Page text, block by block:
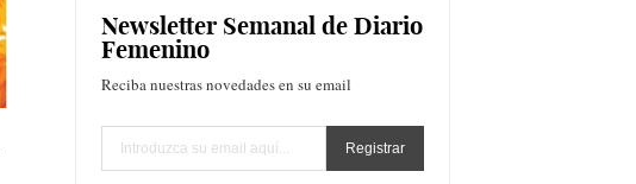
Newsletter Semanal de Diario
Femenino
Reciba nuestras novedades en su email